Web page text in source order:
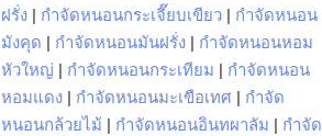
ฝรั่ง | กำจัดหนอนกระเจี๊ยบเขียว | กำจัดหนอน
มังคุด | กำจัดหนอนมันฝรั่ง | กำจัดหนอนหอม
หัวใหญ่ | กำจัดหนอนกระเทียม | กำจัดหนอน
หอมแดง | กำจัดหนอนมะเขือเทศ | กำจัด
หนอนกล้วยไม้ | กำจัดหนอนอินทผาลัม | กำจัด